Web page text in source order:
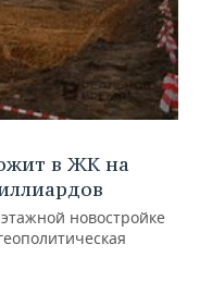
в ЖК на
новостройке